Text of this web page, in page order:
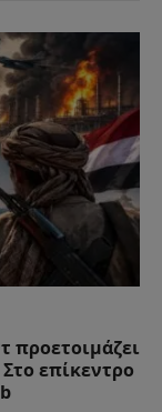
προετοιμάζει
επίκεντρο